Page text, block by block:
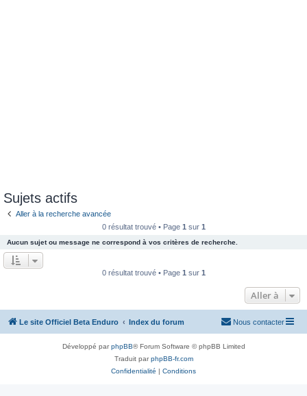
Sujets actifs
Aller à la recherche avancée
0 résultat trouvé • Page 1 sur 1
Aucun sujet ou message ne correspond à vos critères de recherche.
0 résultat trouvé • Page 1 sur 1
Aller à
Le site Officiel Beta Enduro Index du forum Nous contacter
Développé parphpBB® Forum Software © phpBB Limited
Traduit parphpBB-fr.com
Confidentialité | Conditions